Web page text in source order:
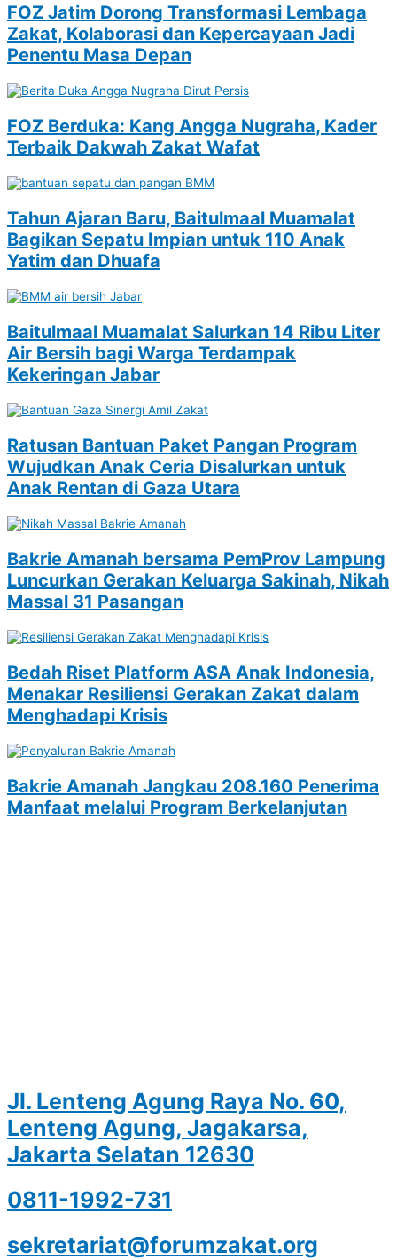
FOZ Jatim Dorong Transformasi Lembaga
Zakat, Kolaborasi dan Kepercayaan Jadi
Penentu Masa Depan
FOZ Berduka: Kang Angga Nugraha, Kader
Terbaik Dakwah Zakat Wafat
Tahun Ajaran Baru, Baitulmaal Muamalat
Bagikan Sepatu Impian untuk 110 Anak
Yatim dan Dhuafa
Baitulmaal Muamalat Salurkan 14 Ribu Liter
Air Bersih bagi Warga Terdampak
Kekeringan Jabar
Ratusan Bantuan Paket Pangan Program
Wujudkan Anak Ceria Disalurkan untuk
Anak Rentan di Gaza Utara
Bakrie Amanah bersama PemProv Lampung
Luncurkan Gerakan Keluarga Sakinah, Nikah
Massal 31 Pasangan
Bedah Riset Platform ASA Anak Indonesia,
Menakar Resiliensi Gerakan Zakat dalam
Menghadapi Krisis
Bakrie Amanah Jangkau 208.160 Penerima
Manfaat melalui Program Berkelanjutan
Jl. Lenteng Agung Raya No. 60,
Lenteng Agung, Jagakarsa,
Jakarta Selatan 12630
0811-1992-731
sekretariat@forumzakat.org